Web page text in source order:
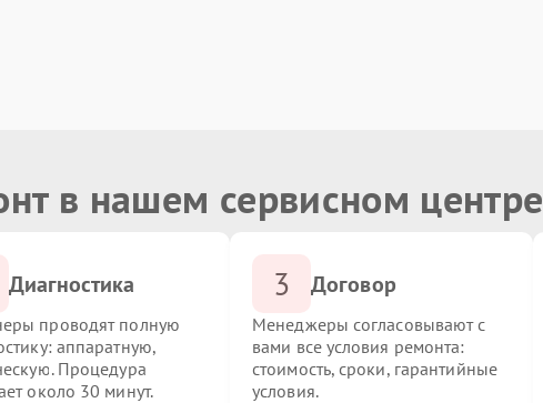
в нашем сервисном центре
Диагностика
проводят полную
аппаратную,
Процедура
около 30 минут.
3 Договор
Менеджеры согласовывают с
вами все условия ремонта:
стоимость, сроки, гарантийные
условия.